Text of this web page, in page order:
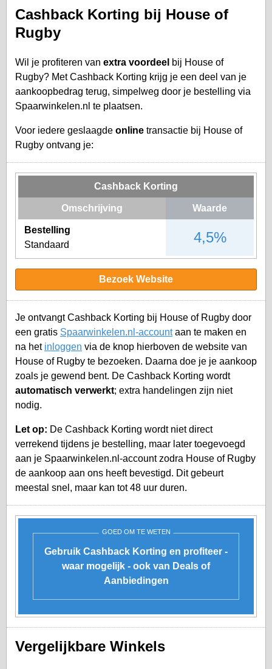
Cashback Korting bij House of
Rugby
Wil je profiteren van extra voordeel bij House of
Rugby? Met Cashback Korting krijg je een deel van je
aankoopbedrag terug, simpelweg door je bestelling via
Spaarwinkelen.nl te plaatsen.
Voor iedere geslaagde online transactie bij House of
Rugby ontvang je:
Cashback Korting
Omschrijving Waarde
Bestelling
Standaard
4,5%
Bezoek Website
Je ontvangt Cashback Korting bij House of Rugby door
een gratis Spaarwinkelen.nl-accountaan te maken en
na het inloggen via de knop hierboven de website van
House of Rugby te bezoeken. Daarna doe je je aankoop
zoals je gewend bent. De Cashback Korting wordt
automatisch verwerkt; extra handelingen zijn niet
nodig.
Let op: De Cashback Korting wordt niet direct
verrekend tijdens je bestelling, maar later toegevoegd
aan je Spaarwinkelen.nl-accountzodra House of Rugby
de aankoop aan ons heeft bevestigd. Dit gebeurt
meestal snel, maar kan tot 48 uur duren.
GOED OM TE WETEN
Gebruik Cashback Korting en profiteer -
waar mogelijk - ook van Deals of
Aanbiedingen
Vergelijkbare Winkels